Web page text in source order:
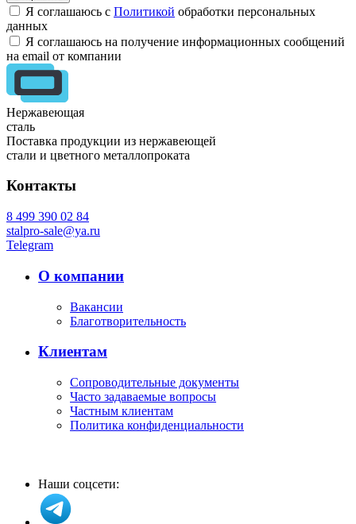
Я соглашаюсь с Политикой обработки персональных
данных
Я соглашаюсь на получение информационных сообщений
на email от компании
Нержавеющая
сталь
Поставка продукции из нержавеющей
стали и цветного металлопроката
Контакты
8 499 390 02 84
stalpro-sale@ya.ru
Telegram
О компании
Вакансии
Благотворительность
Клиентам
Сопроводительные документы
Часто задаваемые вопросы
Частным клиентам
Политика конфиденциальности
Наши соцсети: